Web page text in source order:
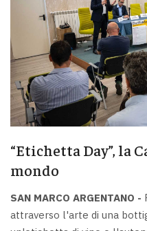
“Etichetta Day”, la
mondo
SAN MARCO ARGENTANO -
attraverso l'arte di una